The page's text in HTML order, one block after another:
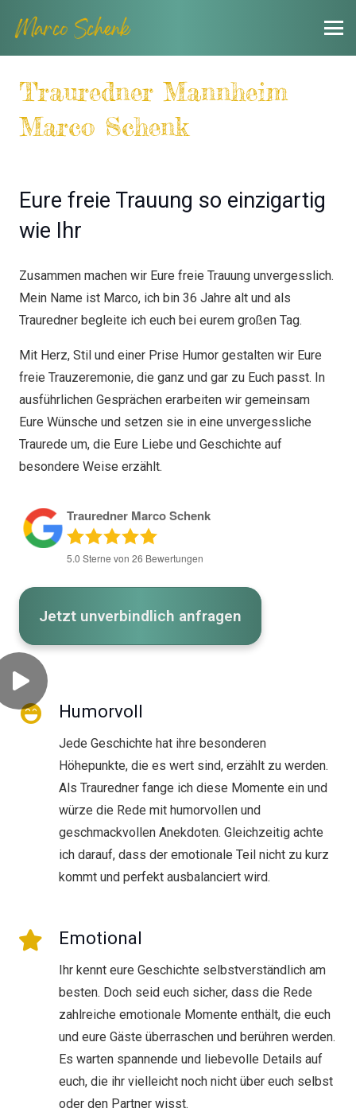
Trauredner Mannheim
Marco Schenk
Eure freie Trauung so einzigartig
wie Ihr
Zusammen machen wir Eure freie Trauung unvergesslich.
Mein Name ist Marco, ich bin 36 Jahre alt und als
Trauredner begleite ich euch bei eurem großen Tag.
Mit Herz, Stil und einer Prise Humor gestalten wir Eure
freie Trauzeremonie, die ganz und gar zu Euch passt. In
ausführlichen Gesprächen erarbeiten wir gemeinsam
Eure Wünsche und setzen sie in eine unvergessliche
Traurede um, die Eure Liebe und Geschichte auf
besondere Weise erzählt.
Trauredner Marco Schenk
5.0 Sterne von 26 Bewertungen
Jetzt unverbindlich anfragen
Humorvoll
Jede Geschichte hat ihre besonderen
Höhepunkte, die es wert sind, erzählt zu werden.
Als Trauredner fange ich diese Momente ein und
würze die Rede mit humorvollen und
geschmackvollen Anekdoten. Gleichzeitig achte
ich darauf, dass der emotionale Teil nicht zu kurz
kommt und perfekt ausbalanciert wird.
Emotional
Ihr kennt eure Geschichte selbstverständlich am
besten. Doch seid euch sicher, dass die Rede
zahlreiche emotionale Momente enthält, die euch
und eure Gäste überraschen und berühren werden.
Es warten spannende und liebevolle Details auf
euch, die ihr vielleicht noch nicht über euch selbst
oder den Partner wisst.